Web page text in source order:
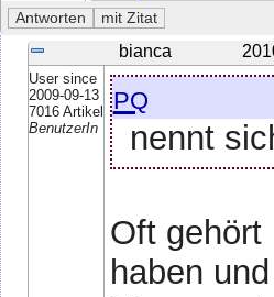
bianca
User since
2009-09-13
7016 Artikel
BenutzerIn
pq
nennt
Oft gehört
haben